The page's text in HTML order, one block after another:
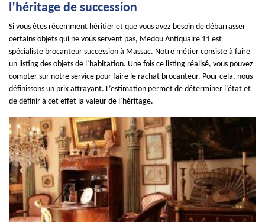
l’héritage de succession
Si vous êtes récemment héritier et que vous avez besoin de débarrasser
certains objets qui ne vous servent pas, Medou Antiquaire 11 est
spécialiste brocanteur succession à Massac. Notre métier consiste à faire
un listing des objets de l’habitation. Une fois ce listing réalisé, vous pouvez
compter sur notre service pour faire le rachat brocanteur. Pour cela, nous
définissons un prix attrayant. L’estimation permet de déterminer l’état et
de définir à cet effet la valeur de l’héritage.